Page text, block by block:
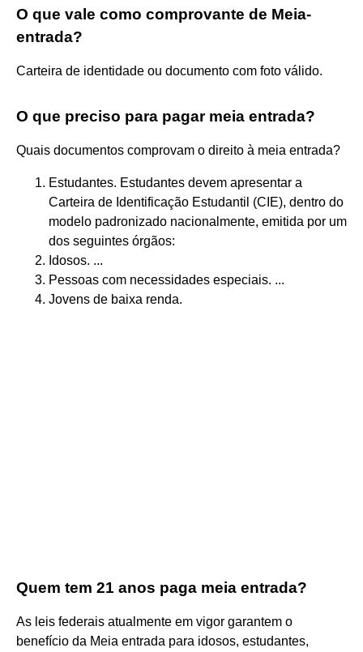
O que vale como comprovante de Meia-
entrada?
Carteira de identidade ou documento com foto válido.
O que preciso para pagar meia entrada?
Quais documentos comprovam o direito à meia entrada?
Estudantes. Estudantes devem apresentar a
Carteira de Identificação Estudantil (CIE), dentro do
modelo padronizado nacionalmente, emitida por um
dos seguintes órgãos:
Idosos. ...
Pessoas com necessidades especiais. ...
Jovens de baixa renda.
Quem tem 21 anos paga meia entrada?
As leis federais atualmente em vigor garantem o
benefício da Meia entrada para idosos, estudantes,